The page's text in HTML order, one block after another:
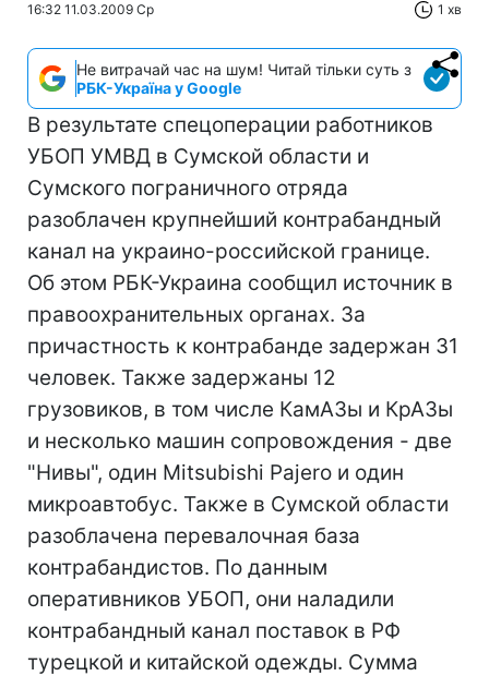
16:32 11.03.2009 Ср 1 хв
Не витрачай час на шум! Читай тільки суть з
РБК-Україна у Google
В результате спецоперации работников
УБОП УМВД в Сумской области и
Сумского пограничного отряда
разоблачен крупнейший контрабандный
канал на украино-российской границе.
Об этом РБК-Украина сообщил источник в
правоохранительных органах. За
причастность к контрабанде задержан 31
человек. Также задержаны 12
грузовиков, в том числе КамАЗы и КрАЗы
и несколько машин сопровождения - две
"Нивы", один Mitsubishi Pajero и один
микроавтобус. Также в Сумской области
разоблачена перевалочная база
контрабандистов. По данным
оперативников УБОП, они наладили
контрабандный канал поставок в РФ
турецкой и китайской одежды. Сумма